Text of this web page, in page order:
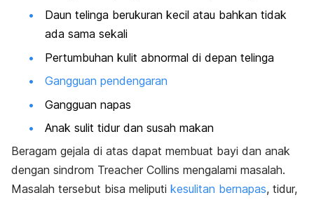
Daun telinga berukuran kecil atau bahkan tidak
ada sama sekali
Pertumbuhan kulit abnormal di depan telinga
Gangguan pendengaran
Gangguan napas
Anak sulit tidur dan susah makan
Beragam gejala di atas dapat membuat bayi dan anak
dengan sindrom Treacher Collins mengalami masalah.
Masalah tersebut bisa meliputi kesulitan bernapas, tidur,